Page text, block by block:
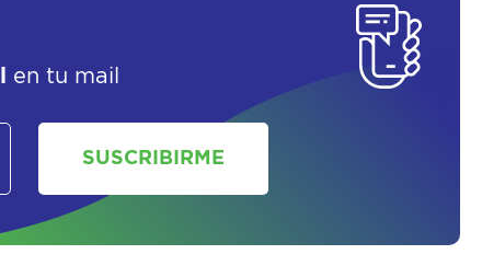
en tu mail
SUSCRIBIRME